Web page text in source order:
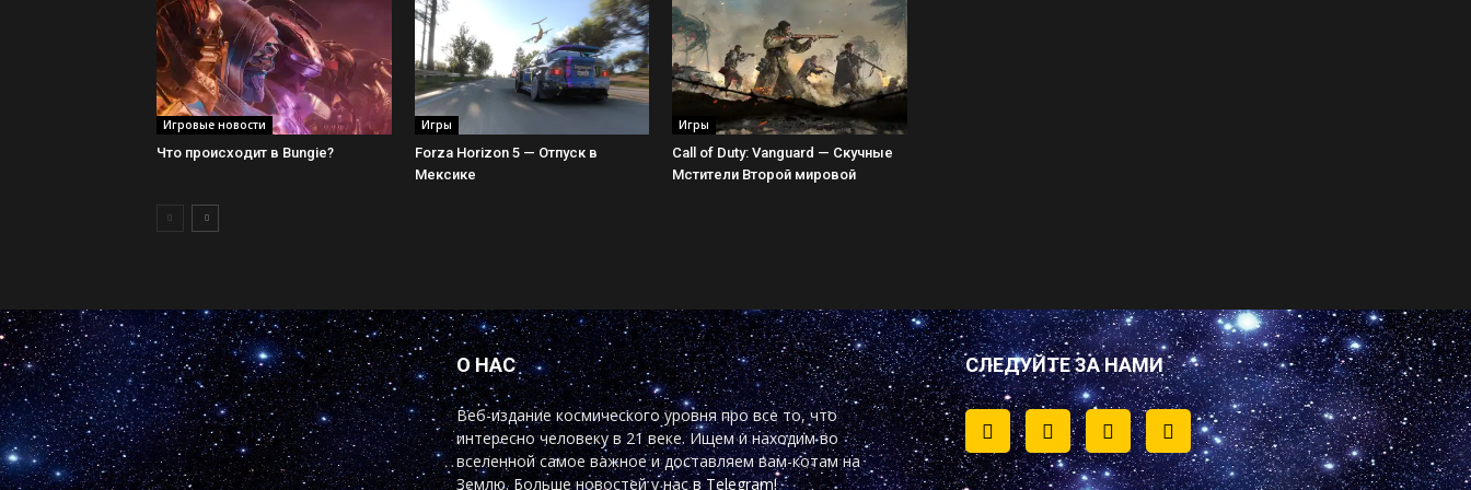
Игровые новости
Что происходит в Bungie?
Игры
Forza Horizon 5 — Отпуск в
Мексике
Игры
Call of Duty: Vanguard — Скучные
Мстители Второй мировой
О НАС
Веб-издание космического уровня про все то, что
интересно человеку в 21 веке. Ищем и находим во
вселенной самое важное и доставляем вам-котам на
Землю. Больше новостей у насв Telegram!
СЛЕДУЙТЕ ЗА НАМИ